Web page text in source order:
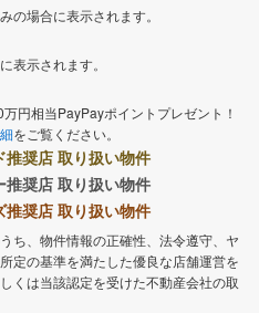
の場合に表示されます。
表示されます。
円相当PayPayポイントプレゼント！
をご覧ください。
推奨店 取り扱い物件
推奨店 取り扱い物件
推奨店 取り扱い物件
ち、物件情報の正確性、法令遵守、ヤ
定の基準を満たした優良な店舗運営を
くは当該認定を受けた不動産会社の取